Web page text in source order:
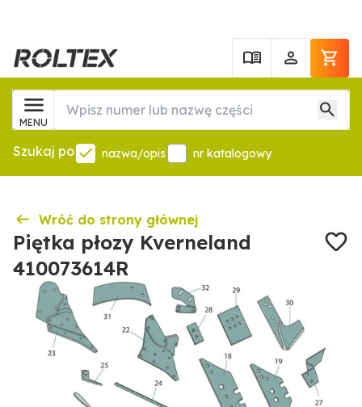
MENU
Szukaj po nazwa/opis nr katalogowy
Wróć do strony głównej
Piętka płozy Kverneland
410073614R